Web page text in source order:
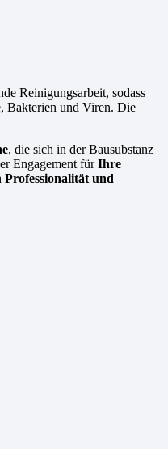
Reinigungsarbeit, sodass
Bakterien und Viren. Die
, die sich in der Bausubstanz
Engagement fürIhre
Professionalität und